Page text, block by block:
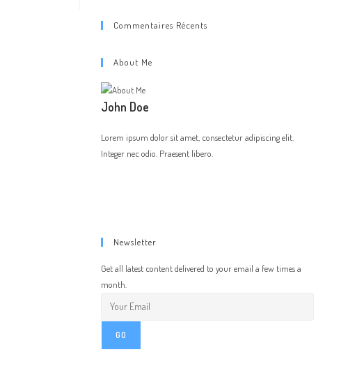
Commentaires Récents
About Me
John Doe
Lorem ipsum dolor sit amet, consectetur adipiscing elit.
Integer nec odio. Praesent libero.
Newsletter
Get all latest content delivered to your email a few times a
month.
GO